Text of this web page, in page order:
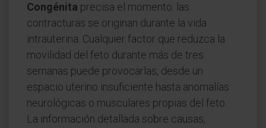
Congénita precisa el momento: las
contracturas se originan durante la vida
intrauterina. Cualquier factor que reduzca la
movilidad del feto durante más de tres
semanas puede provocarlas, desde un
espacio uterino insuficiente hasta anomalías
neurológicas o musculares propias del feto.
La información detallada sobre causas,